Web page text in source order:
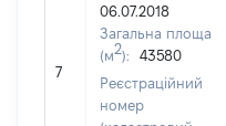
7
06.07.2018
Загальна площа
(м2):
43580
Реєстраційний
номер